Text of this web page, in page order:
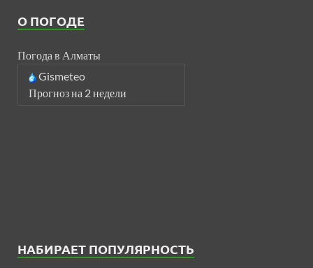
О ПОГОДЕ
Погода в Алматы
Gismeteo
Прогноз на 2 недели
НАБИРАЕТ ПОПУЛЯРНОСТЬ